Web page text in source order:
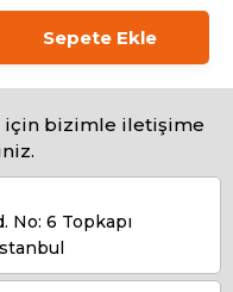
Sepete Ekle
için bizimle iletişime
No: 6 Topkapı